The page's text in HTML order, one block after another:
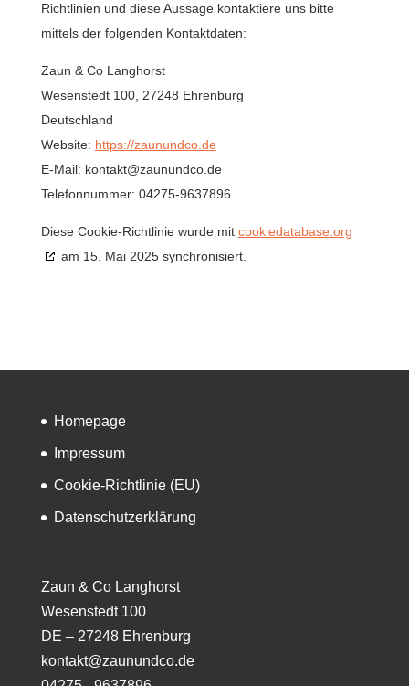
Richtlinien und diese Aussage kontaktiere uns bitte
mittels der folgenden Kontaktdaten:
Zaun & Co Langhorst
Wesenstedt 100, 27248 Ehrenburg
Deutschland
Website: https://zaunundco.de
E-Mail: kontakt@zaunundco.de
Telefonnummer: 04275-9637896
Diese Cookie-Richtlinie wurde mit cookiedatabase.org
am 15. Mai 2025 synchronisiert.
Homepage
Impressum
Cookie-Richtlinie (EU)
Datenschutzerklärung
Zaun & Co Langhorst
Wesenstedt 100
DE – 27248 Ehrenburg
kontakt@zaunundco.de